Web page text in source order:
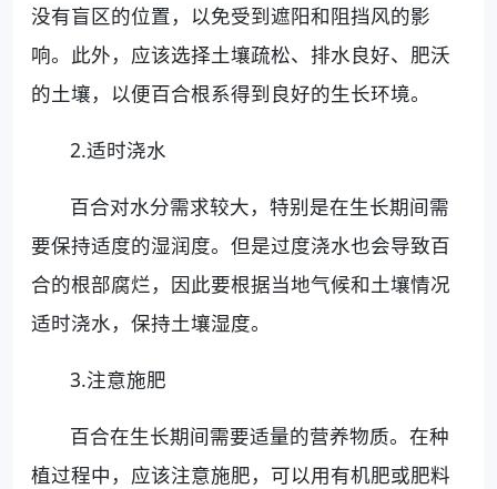
没有盲区的位置，以免受到遮阳和阻挡风的影
响。此外，应该选择土壤疏松、排水良好、肥沃
的土壤，以便百合根系得到良好的生长环境。
2.适时浇水
百合对水分需求较大，特别是在生长期间需
要保持适度的湿润度。但是过度浇水也会导致百
合的根部腐烂，因此要根据当地气候和土壤情况
适时浇水，保持土壤湿度。
3.注意施肥
百合在生长期间需要适量的营养物质。在种
植过程中，应该注意施肥，可以用有机肥或肥料